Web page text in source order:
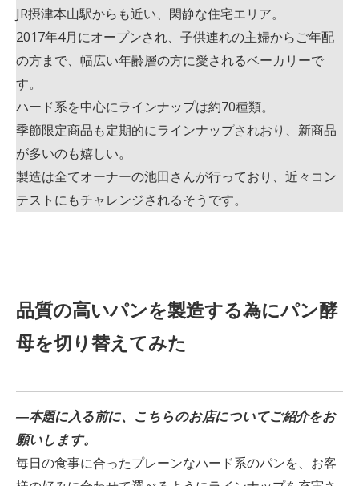
JR摂津本山駅からも近い、閑静な住宅エリア。
2017年4月にオープンされ、子供連れの主婦からご年配
の方まで、幅広い年齢層の方に愛されるベーカリーで
す。
ハード系を中心にラインナップは約70種類。
季節限定商品も定期的にラインナップされおり、新商品
が多いのも嬉しい。
製造は全てオーナーの池田さんが行っており、近々コン
テストにもチャレンジされるそうです。
品質の高いパンを製造する為にパン酵
母を切り替えてみた
―本題に入る前に、こちらのお店についてご紹介をお
願いします。
毎日の食事に合ったプレーンなハード系のパンを、お客